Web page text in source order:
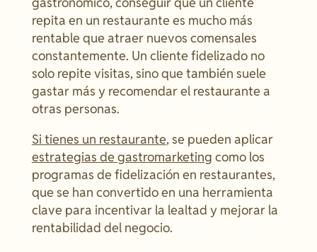
repita en un restaurante es mucho más
rentable que atraer nuevos comensales
constantemente. Un cliente fidelizado no
solo repite visitas, sino que también suele
gastar más y recomendar el restaurante a
otras personas.
Si tienes un restaurante, se pueden aplicar
estrategias de gastromarketing como los
programas de fidelización en restaurantes,
que se han convertido en una herramienta
clave para incentivar la lealtad y mejorar la
rentabilidad del negocio.